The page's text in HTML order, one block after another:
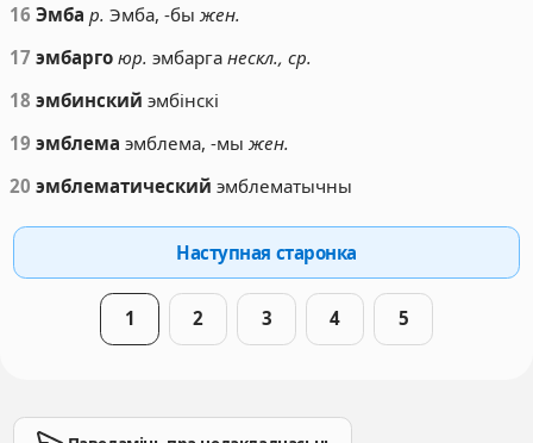
16 Эмба р. Эмба, -быжен.
17 эмбарго юр. эмбарганескл., ср.
18 эмбинский эмбінскі
19 эмблема эмблема, -мыжен.
20 эмблематический эмблематычны
Наступная старонка
1 2 3 4 5